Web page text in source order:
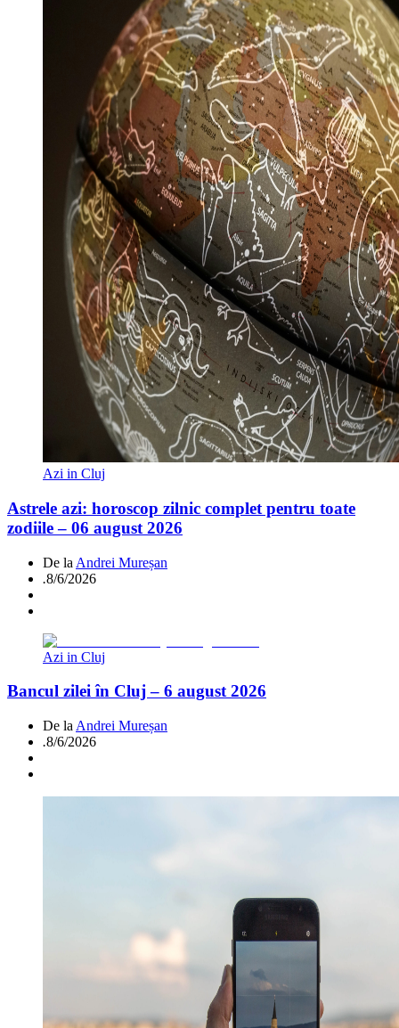
Azi in Cluj
Astrele azi: horoscop zilnic complet pentru toate
zodiile – 06 august 2026
De la Andrei Mureșan
.8/6/2026
Azi in Cluj
Bancul zilei în Cluj – 6 august 2026
De la Andrei Mureșan
.8/6/2026